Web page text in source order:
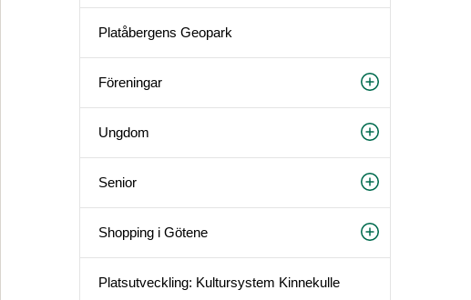
Platåbergens Geopark
Föreningar
Ungdom
Senior
Shopping i Götene
Platsutveckling: Kultursystem Kinnekulle